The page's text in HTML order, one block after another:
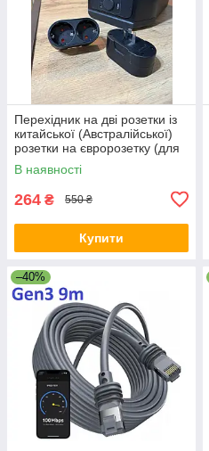
Перехідник на дві розетки із
китайської (Австралійської)
розетки на євророзетку (для
Ecoflow) 10А / 250В для
подорожей Чорний
В наявності
264 ₴ 550 ₴
Купити
–40%